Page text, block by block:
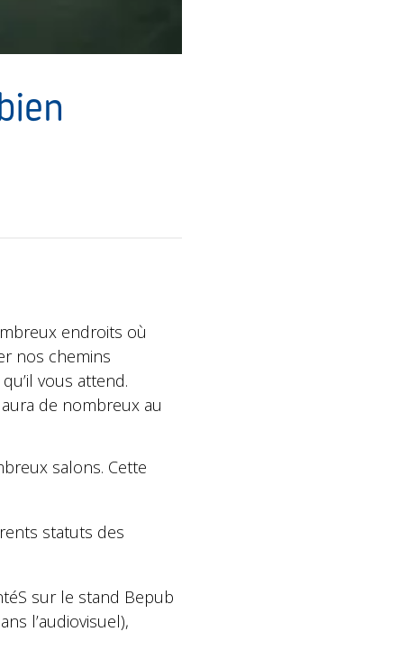
endroits où
nos chemins
vous attend.
de nombreux au
salons. Cette
statuts des
sur le stand Bepub
l’audiovisuel),